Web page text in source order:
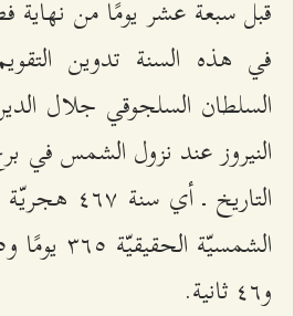
قبل سبعة عشر يومًا من
في هذه السنة تدوين
السلطان السلجوقي جلال
النيروز عند نزول الشمس في
التاريخ ـ
و٤٦ ثانية.